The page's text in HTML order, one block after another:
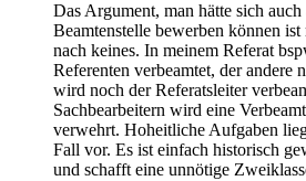
Das Argument, man hätte sich auch
Beamtenstelle bewerben können
nach keines. In meinem Referat
Referenten verbeamtet, der andere
wird noch der Referatsleiter
Sachbearbeitern wird eine
verwehrt. Hoheitliche Aufgaben
Fall vor. Es ist einfach historisch
und schafft eine unnötige